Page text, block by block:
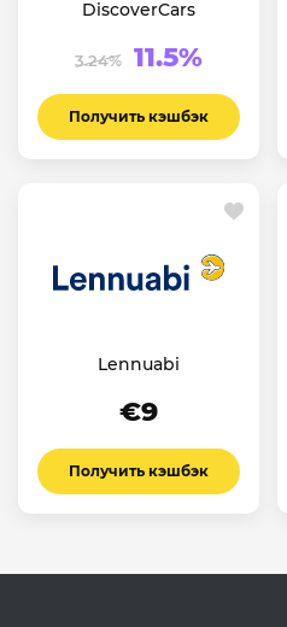
DiscoverCars
3.24% 11.5%
Получить кэшбэк
Lennuabi
€9
Получить кэшбэк